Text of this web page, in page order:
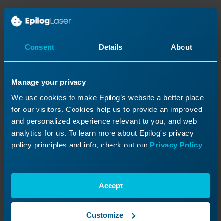
Consent Details About
Manage your privacy
We use cookies to make Epilog’s website a better place
for our visitors. Cookies help us to provide an improved
and personalized experience relevant to you, and web
analytics for us. To learn more about Epilog's privacy
policy principles and info, check out our Privacy Policy.
Accept
Customize
Apprenez les bases pour configurer
efficacement votre machine laser.